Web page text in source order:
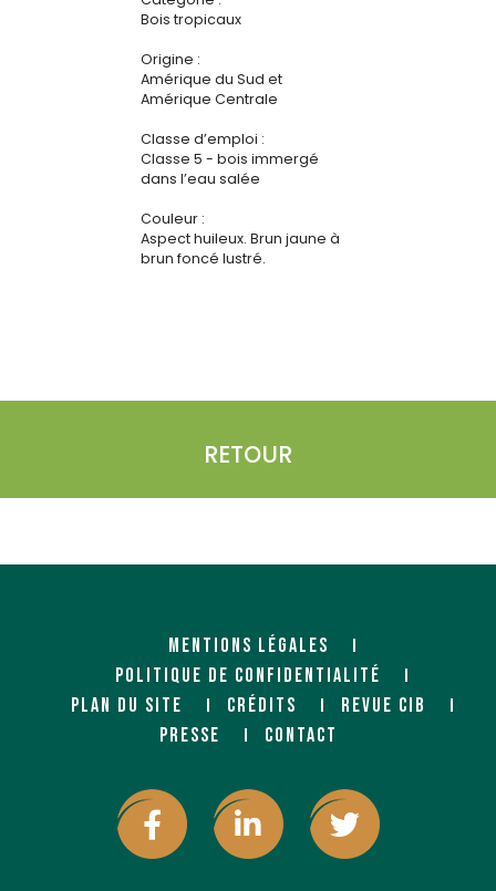
Bois tropicaux
Origine :
Amérique du Sud et
Amérique Centrale
Classe d’emploi :
Classe 5 - bois immergé
dans l’eau salée
Couleur :
Aspect huileux. Brun jaune à
brun foncé lustré.
RETOUR
MENTIONS LÉGALES
POLITIQUE DE CONFIDENTIALITÉ
PLAN DU SITE
CRÉDITS
REVUE CIB
PRESSE
CONTACT